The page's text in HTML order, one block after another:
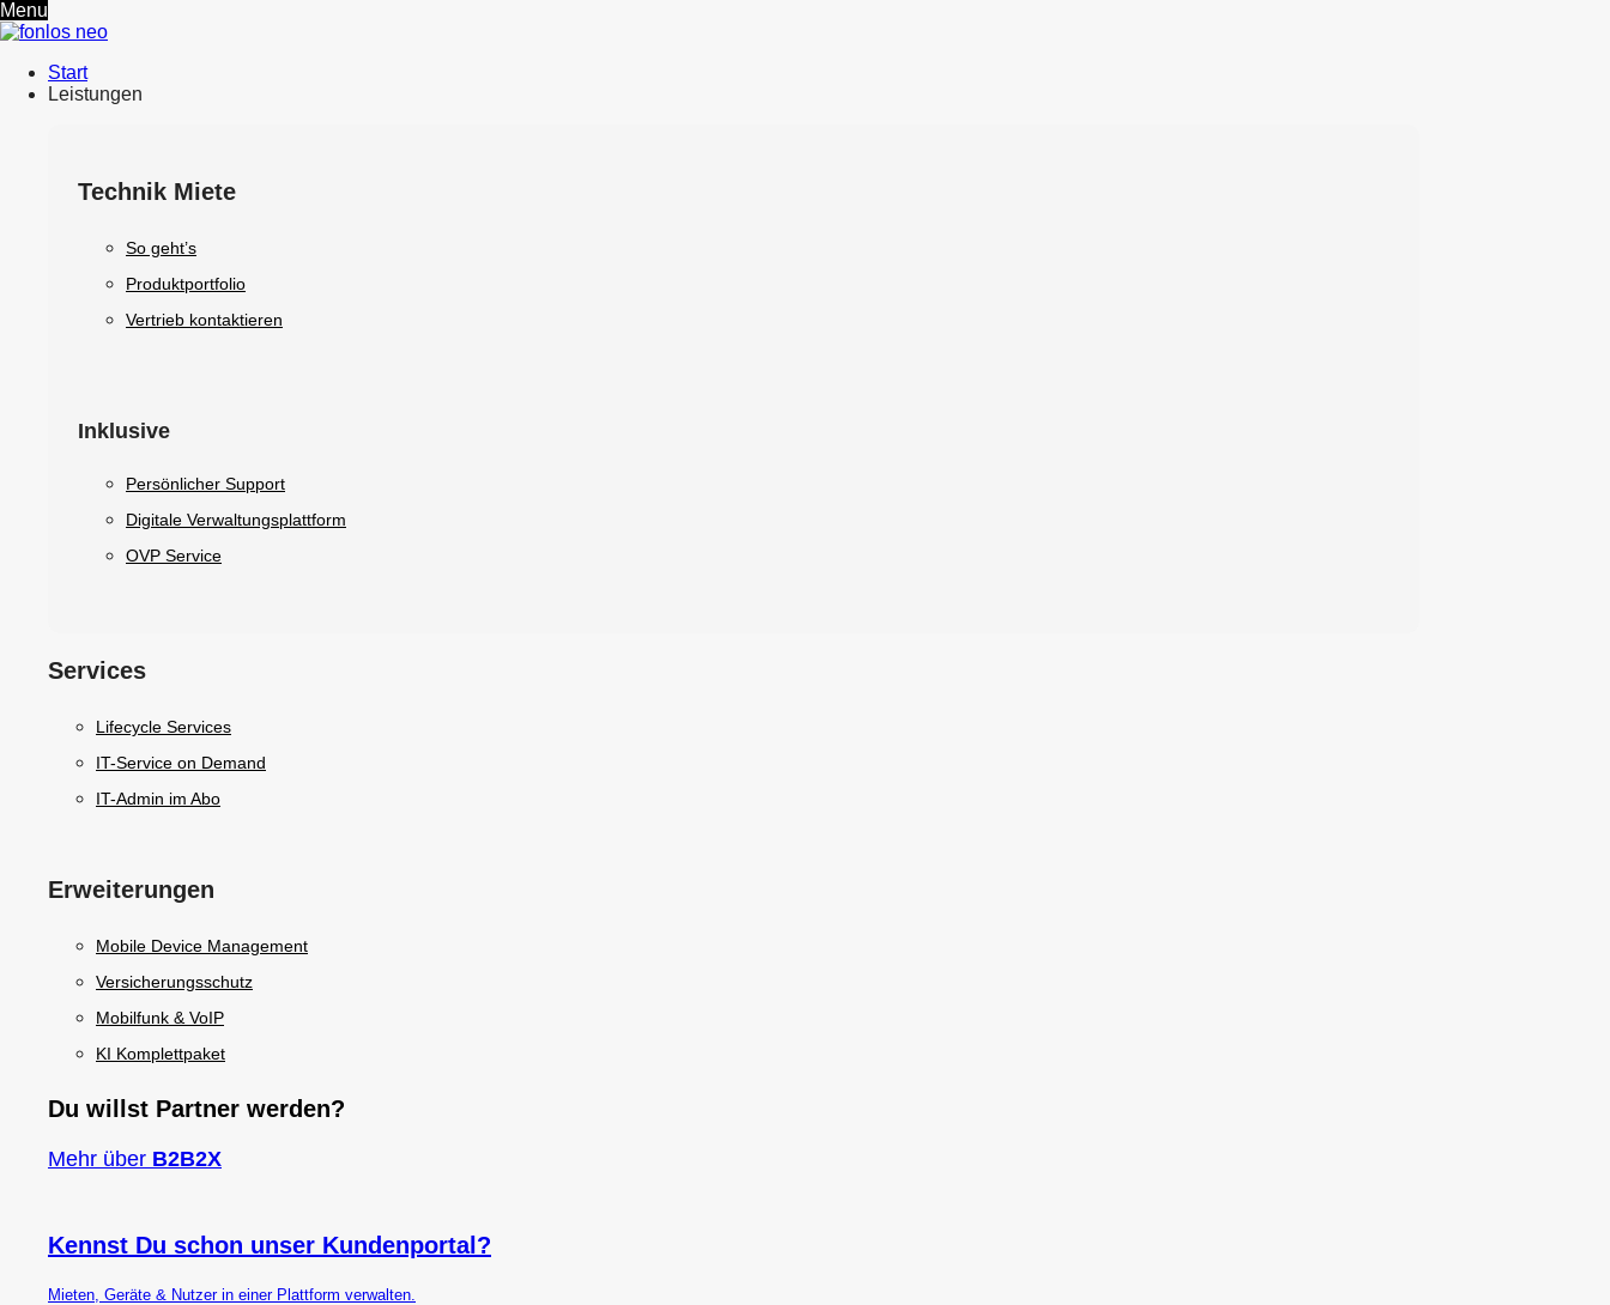
Menu
Start
Leistungen
Technik Miete
So geht’s
Produktportfolio
Vertrieb kontaktieren
Inklusive
Persönlicher Support
Digitale Verwaltungsplattform
OVP Service
Services
Lifecycle Services
IT-Service on Demand
IT-Admin im Abo
Erweiterungen
Mobile Device Management
Versicherungsschutz
Mobilfunk & VoIP
KI Komplettpaket
Du willst Partner werden?
Mehr über B2B2X
Kennst Du schon unser Kundenportal?
Mieten, Geräte & Nutzer in einer Plattform verwalten.